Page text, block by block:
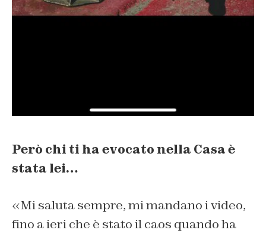
Però chi ti ha evocato nella Casa è
stata lei…
«Mi saluta sempre, mi mandano i video,
fino a ieri che è stato il caos quando ha